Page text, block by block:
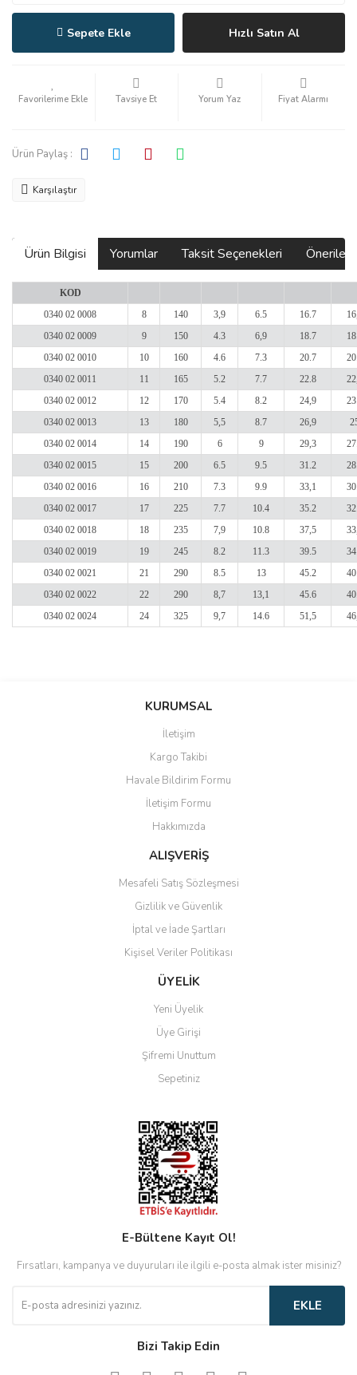
Sepete Ekle Hızlı Satın Al
Tavsiye Et Yorum Yaz Fiyat Alarmı
Ürün Paylaş :
Karşılaştır
Ürün Bilgisi Yorumlar Taksit Seçenekleri
KOD
0340 02 0008
8 140 3,9 6.5 16.7
0340 02 0009
9 150 4.3 6,9 18.7
0340 02 0010
10 160 4.6 7.3 20.7
0340 02 0011
11 165 5.2 7.7 22.8
0340 02 0012
12 170 5.4 8.2 24,9
0340 02 0013
13 180 5,5 8.7 26,9
0340 02 0014
14 190 6 9 29,3
0340 02 0015
15 200 6.5 9.5 31.2
0340 02 0016
16 210 7.3 9.9 33,1
0340 02 0017
17 225 7.7 10.4 35.2
0340 02 0018
18 235 7,9 10.8 37,5
0340 02 0019
19 245 8.2 11.3 39.5
0340 02 0021
21 290 8.5 13 45.2
0340 02 0022
22 290 8,7 13,1 45.6
0340 02 0024
24 325 9,7 14.6 51,5
Bu ürüne ilk yorumu siz yapın!
Ürün resmi kalitesiz, bozuk veya görüntülenemiyor.
Ürün açıklamasında eksik bilgiler bulunuyor.
Ürün bilgilerinde hatalar bulunuyor.
Ürün fiyatı diğer sitelerden daha pahalı.
Bu ürüne benzer farklı alternatifler olmalı.
Gönder
KURUMSAL
İletişim
Kargo Takibi
Havale Bildirim Formu
İletişim Formu
Hakkımızda
ALIŞVERİŞ
Mesafeli Satış Sözleşmesi
Gizlilik ve Güvenlik
İptal ve İade Şartları
Kişisel Veriler Politikası
ÜYELİK
Yeni Üyelik
Üye Girişi
Şifremi Unuttum
Sepetiniz
E-Bültene Kayıt Ol!
Fırsatları, kampanya ve duyuruları ile ilgili e-posta almak ister misiniz?
EKLE
Bizi Takip Edin